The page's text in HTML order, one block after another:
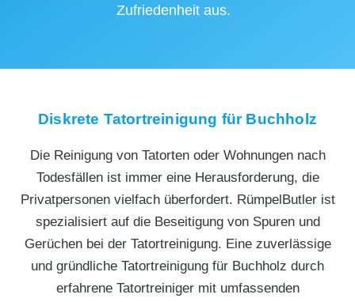
Zufriedenheit aus.
Diskrete Tatortreinigung für Buchholz
Die Reinigung von Tatorten oder Wohnungen nach
Todesfällen ist immer eine Herausforderung, die
Privatpersonen vielfach überfordert. RümpelButler ist
spezialisiert auf die Beseitigung von Spuren und
Gerüchen bei der Tatortreinigung. Eine zuverlässige
und gründliche Tatortreinigung für Buchholz durch
erfahrene Tatortreiniger mit umfassenden